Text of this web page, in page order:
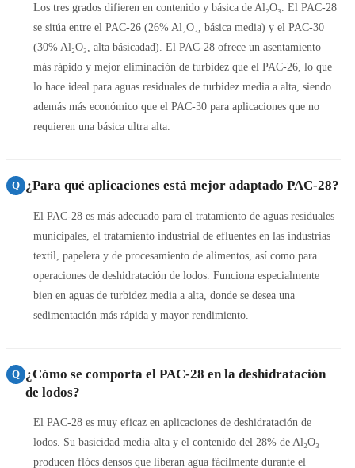
Los tres grados difieren en contenido y básica de Al₂O₃. El PAC-28
se sitúa entre el PAC-26 (26% Al₂O₃, básica media) y el PAC-30
(30% Al₂O₃, alta básicadad). El PAC-28 ofrece un asentamiento
más rápido y mejor eliminación de turbidez que el PAC-26, lo que
lo hace ideal para aguas residuales de turbidez media a alta, siendo
además más económico que el PAC-30 para aplicaciones que no
requieren una básica ultra alta.
Q ¿Para qué aplicaciones está mejor adaptado PAC-28?
El PAC-28 es más adecuado para el tratamiento de aguas residuales
municipales, el tratamiento industrial de efluentes en las industrias
textil, papelera y de procesamiento de alimentos, así como para
operaciones de deshidratación de lodos. Funciona especialmente
bien en aguas de turbidez media a alta, donde se desea una
sedimentación más rápida y mayor rendimiento.
Q ¿Cómo se comporta el PAC-28 en la deshidratación
de lodos?
El PAC-28 es muy eficaz en aplicaciones de deshidratación de
lodos. Su basicidad media-alta y el contenido del 28% de Al₂O₃
producen flócs densos que liberan agua fácilmente durante el